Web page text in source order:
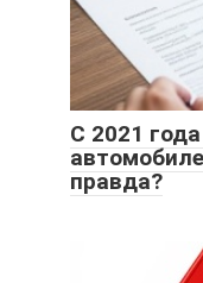
С 2021
правда?